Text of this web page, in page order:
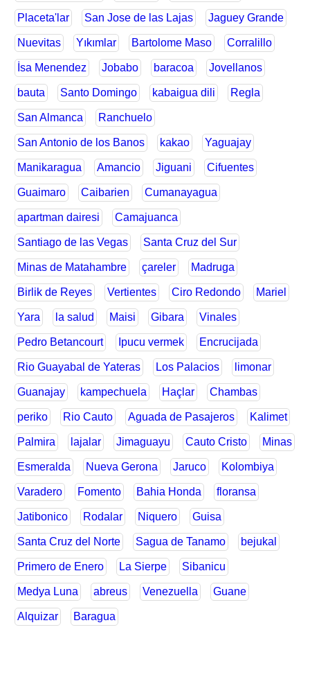
Placeta'lar San Jose de las Lajas Jaguey Grande
Nuevitas Yıkımlar Bartolome Maso Corralillo
İsa Menendez Jobabo baracoa Jovellanos
bauta Santo Domingo kabaigua dili Regla
San Almanca Ranchuelo
San Antonio de los Banos kakao Yaguajay
Manikaragua Amancio Jiguani Cifuentes
Guaimaro Caibarien Cumanayagua
apartman dairesi Camajuanca
Santiago de las Vegas Santa Cruz del Sur
Minas de Matahambre çareler Madruga
Birlik de Reyes Vertientes Ciro Redondo Mariel
Yara la salud Maisi Gibara Vinales
Pedro Betancourt Ipucu vermek Encrucijada
Rio Guayabal de Yateras Los Palacios limonar
Guanajay kampechuela Haçlar Chambas
periko Rio Cauto Aguada de Pasajeros Kalimet
Palmira lajalar Jimaguayu Cauto Cristo Minas
Esmeralda Nueva Gerona Jaruco Kolombiya
Varadero Fomento Bahia Honda floransa
Jatibonico Rodalar Niquero Guisa
Santa Cruz del Norte Sagua de Tanamo bejukal
Primero de Enero La Sierpe Sibanicu
Medya Luna abreus Venezuella Guane
Alquizar Baragua